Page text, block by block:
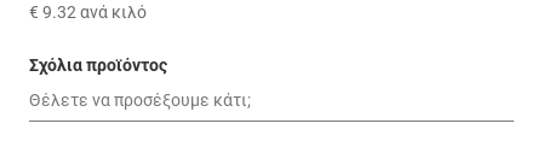
€ 9.32 ανά κιλό
Σχόλια προϊόντος